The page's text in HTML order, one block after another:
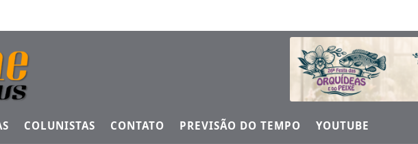
COLUNISTAS CONTATO PREVISÃO DO TEMPO YOUTUBE